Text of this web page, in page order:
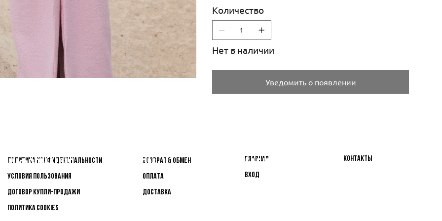
Количество
Нет в наличии
Уведомить о появлении
Политика конфиденциальности
Условия пользования
Договор купли-продажи
Политика Cookies
информация
ВОЗВРАТ & ОБМЕН
ОПЛАТА
ДОСТАВКА
ям
Главная
Вход
кабинет
Контакты